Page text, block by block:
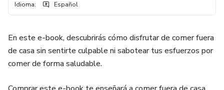
Idioma: Español
En este e-book, descubrirás cómo disfrutar de comer fuera
de casa sin sentirte culpable ni sabotear tus esfuerzos por
comer de forma saludable.